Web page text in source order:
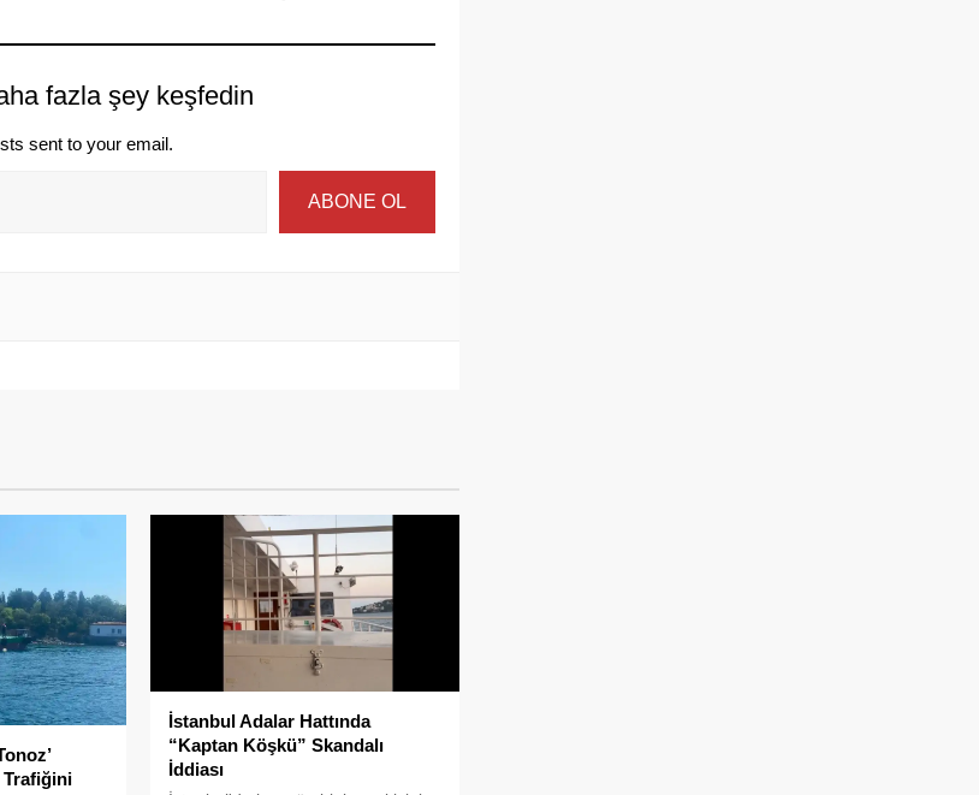
fazla şey keşfedin
sent to your email.
ABONE OL
İstanbul Adalar Hattında
“Kaptan Köşkü” Skandalı
İddiası